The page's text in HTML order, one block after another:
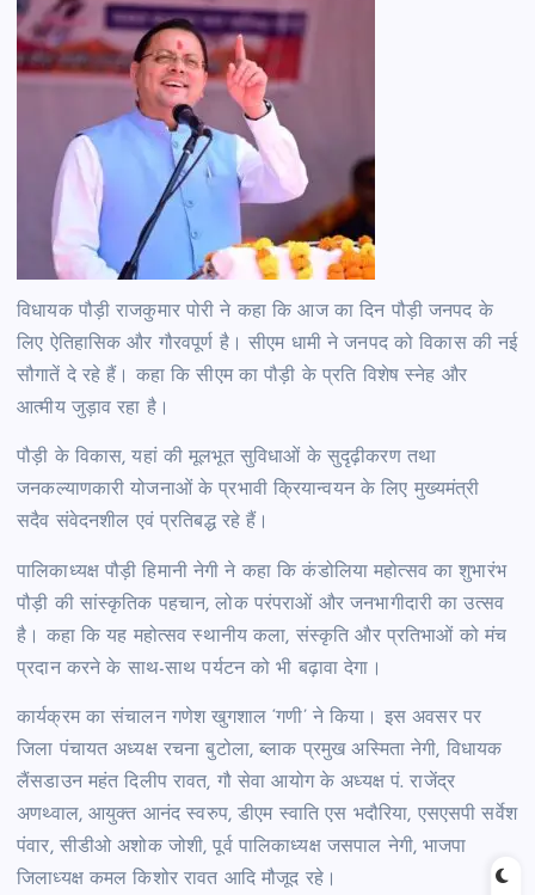
विधायक पौड़ी राजकुमार पोरी ने कहा कि आज का दिन पौड़ी जनपद के
लिए ऐतिहासिक और गौरवपूर्ण है। सीएम धामी ने जनपद को विकास की नई
सौगातें दे रहे हैं। कहा कि सीएम का पौड़ी के प्रति विशेष स्नेह और
आत्मीय जुड़ाव रहा है।
पौड़ी के विकास, यहां की मूलभूत सुविधाओं के सुदृढ़ीकरण तथा
जनकल्याणकारी योजनाओं के प्रभावी क्रियान्वयन के लिए मुख्यमंत्री
सदैव संवेदनशील एवं प्रतिबद्ध रहे हैं।
पालिकाध्यक्ष पौड़ी हिमानी नेगी ने कहा कि कंडोलिया महोत्सव का शुभारंभ
पौड़ी की सांस्कृतिक पहचान, लोक परंपराओं और जनभागीदारी का उत्सव
है। कहा कि यह महोत्सव स्थानीय कला, संस्कृति और प्रतिभाओं को मंच
प्रदान करने के साथ-साथ पर्यटन को भी बढ़ावा देगा।
कार्यक्रम का संचालन गणेश खुगशाल ‘गणी’ ने किया। इस अवसर पर
जिला पंचायत अध्यक्ष रचना बुटोला, ब्लाक प्रमुख अस्मिता नेगी, विधायक
लैंसडाउन महंत दिलीप रावत, गौ सेवा आयोग के अध्यक्ष पं. राजेंद्र
अणथ्वाल, आयुक्त आनंद स्वरुप, डीएम स्वाति एस भदौरिया, एसएसपी सर्वेश
पंवार, सीडीओ अशोक जोशी, पूर्व पालिकाध्यक्ष जसपाल नेगी, भाजपा
जिलाध्यक्ष कमल किशोर रावत आदि मौजूद रहे।